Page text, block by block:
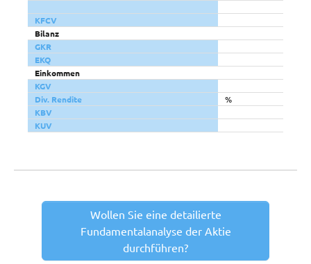
KFCV
Bilanz
GKR
EKQ
Einkommen
KGV
Div. Rendite
%
KBV
KUV
Wollen Sie eine detailierte
Fundamentalanalyse der Aktie
durchführen?